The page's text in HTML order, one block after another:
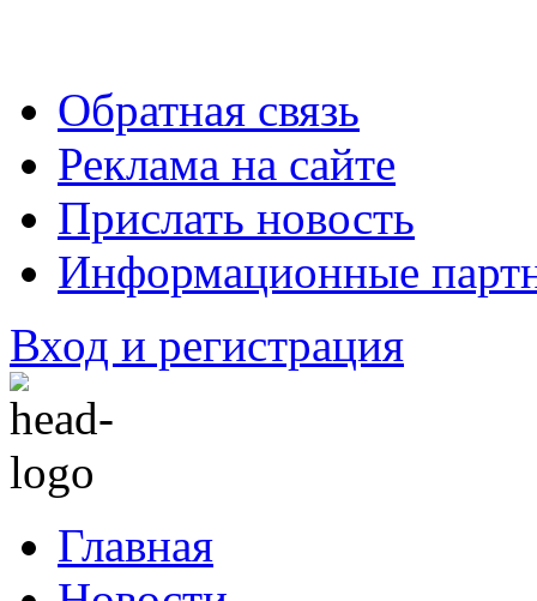
Обратная связь
Реклама на сайте
Прислать новость
Информационные
Вход и регистрация
Главная